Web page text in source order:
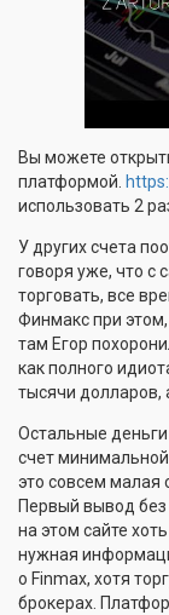
Вы можете
платформой.
использовать 2
У других счета
говоря уже, что с
торговать, все
Финмакс при этом,
там Егор
как полного
тысячи долларов,
Остальные
счет
это совсем малая
Первый вывод
на этом сайте
нужная
о Finmax, хотя
брокерах.